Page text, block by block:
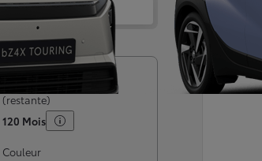
Concession
(restante)
120 Mois
Couleur